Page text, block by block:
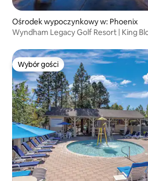
Ośrodek wypoczynkowy w: Phoenix
Wyndham Legacy Golf Resort | King
Wybór gości
Wybór gości